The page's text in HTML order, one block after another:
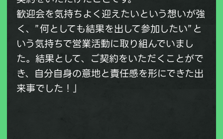
歓迎会を気持ちよく迎えたいという想いが強
く、”何としても結果を出して参加したい”と
いう気持ちで営業活動に取り組んでいまし
た。結果として、ご契約をいただくことがで
き、自分自身の意地と責任感を形にできた出
来事でした！」